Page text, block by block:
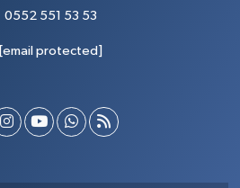
0552 551 53 53
[email protected]